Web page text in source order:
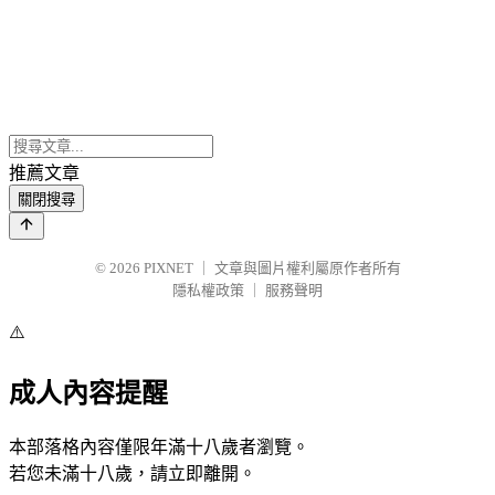
推薦文章
關閉搜尋
© 2026 PIXNET
文章與圖片權利屬原作者所有
隱私權政策
服務聲明
⚠️
成人內容提醒
本部落格內容僅限年滿十八歲者瀏覽。
若您未滿十八歲，請立即離開。